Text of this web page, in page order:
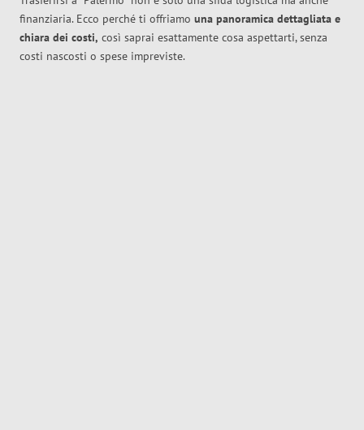
finanziaria. Ecco perché ti offriamo una panoramica dettagliata e
chiara dei costi, così saprai esattamente cosa aspettarti, senza
costi nascosti o spese impreviste.